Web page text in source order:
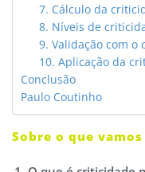
7. Cálculo da
8. Níveis de
9. Validação com o
10. Aplicação da
Conclusão
Paulo Coutinho
Sobre o que